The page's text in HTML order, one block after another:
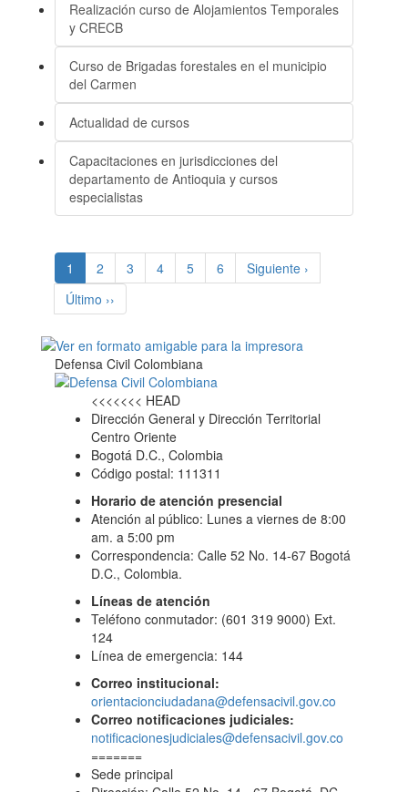
Realización curso de Alojamientos Temporales
y CRECB
Curso de Brigadas forestales en el municipio
del Carmen
Actualidad de cursos
Capacitaciones en jurisdicciones del
departamento de Antioquia y cursos
especialistas
1 (current)
2 3 4 5 6
Siguiente ›
Último ››
Defensa Civil Colombiana
<<<<<<< HEAD
Dirección General y Dirección Territorial
Centro Oriente
Bogotá D.C., Colombia
Código postal: 111311
Horario de atención presencial
Atención al público: Lunes a viernes de 8:00
am. a 5:00 pm
Correspondencia: Calle 52 No. 14-67 Bogotá
D.C., Colombia.
Líneas de atención
Teléfono conmutador: (601 319 9000) Ext.
124
Línea de emergencia: 144
Correo institucional:
orientacionciudadana@defensacivil.gov.co
Correo notificaciones judiciales:
notificacionesjudiciales@defensacivil.gov.co
=======
Sede principal